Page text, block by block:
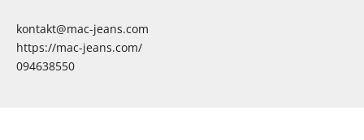
kontakt@mac-jeans.com
https://mac-jeans.com/
094638550